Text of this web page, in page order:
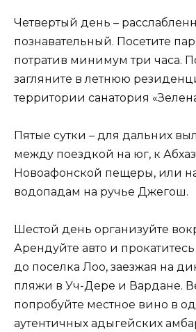
Четвертый день –
познавательный. Посетите
потратив минимум три часа.
загляните в летнюю
территории санатория
Пятые сутки – для дальних
между поездкой на юг, к
Новоафонской пещеры, или
водопадам на ручье Джегош.
Шестой день организуйте
Арендуйте авто и
до поселка Лоо, заезжая на
пляжи в Уч-Дере и Вардане.
попробуйте местное вино в
аутентичных адыгейских